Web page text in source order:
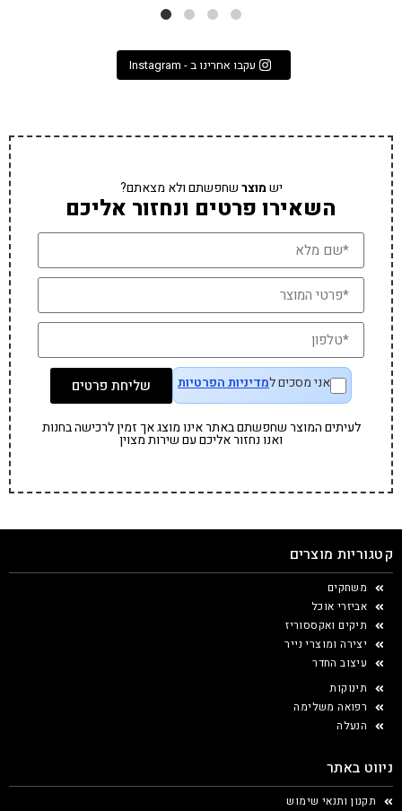
עקבו אחרינו ב - Instagram
ישמוצרשחפשתם ולא מצאתם?
השאירו פרטים ונחזור אליכם
אני מסכים למדיניות הפרטיות שליחת פרטים
לעיתים המוצר שחפשתם באתר אינו מוצג אך זמין לרכישה בחנות
ואנו נחזור אליכם עם שירות מצוין
קטגוריות מוצרים
משחקים
אביזרי אוכל
תיקים ואקססוריז
יצירה ומוצרי נייר
עיצוב החדר
תינוקות
רפואה משלימה
הנעלה
ניווט באתר
תקנון ותנאי שימוש